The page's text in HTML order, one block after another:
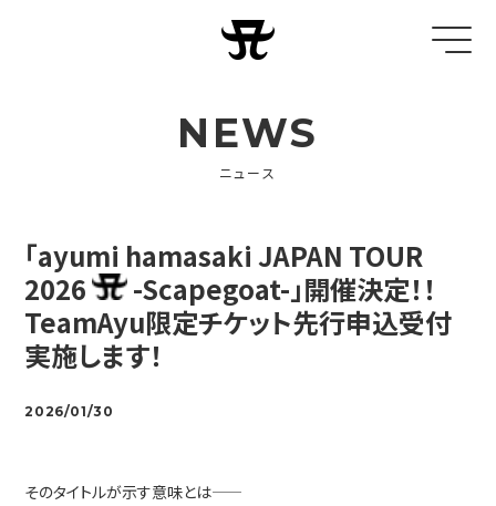
NEWS
ニュース
「ayumi hamasaki JAPAN TOUR
2026
-Scapegoat-」開催決定！！
TeamAyu限定チケット先行申込受付
実施します！
2026/01/30
そのタイトルが示す意味とは——